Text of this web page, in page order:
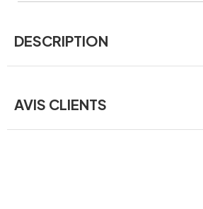
DESCRIPTION
AVIS CLIENTS